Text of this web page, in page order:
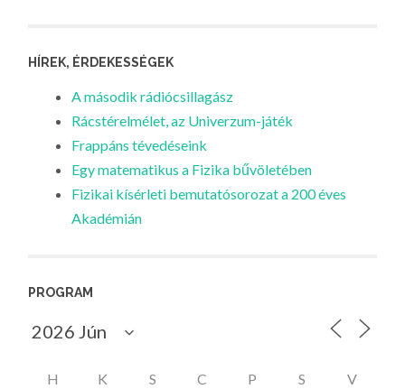
HÍREK, ÉRDEKESSÉGEK
A második rádiócsillagász
Rácstérelmélet, az Univerzum-játék
Frappáns tévedéseink
Egy matematikus a Fizika bűvöletében
Fizikai kísérleti bemutatósorozat a 200 éves
Akadémián
PROGRAM
H K S C P S V